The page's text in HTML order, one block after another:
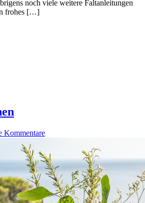
noch viele weitere Faltanleitungen
frohes […]
Kommentare